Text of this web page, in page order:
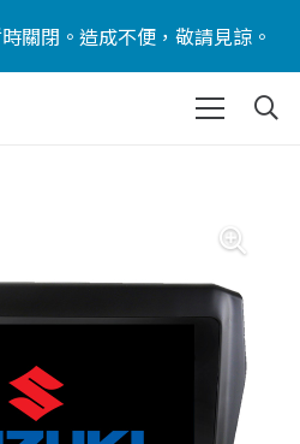
關閉。造成不便，敬請見諒。